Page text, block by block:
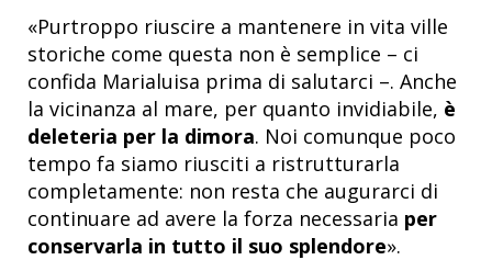
«Purtroppo riuscire a mantenere in vita ville
storiche come questa non è semplice – ci
confida Marialuisa prima di salutarci –. Anche
la vicinanza al mare, per quanto invidiabile, è
deleteria per la dimora. Noi comunque poco
tempo fa siamo riusciti a ristrutturarla
completamente: non resta che augurarci di
continuare ad avere la forza necessaria per
conservarla in tutto il suo splendore».